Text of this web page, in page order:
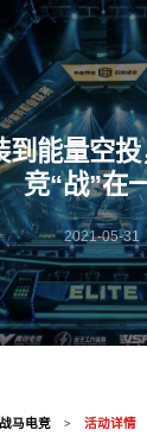
到能量空
竞“战”在
2021-05-31
战马电竞 > 活动详情